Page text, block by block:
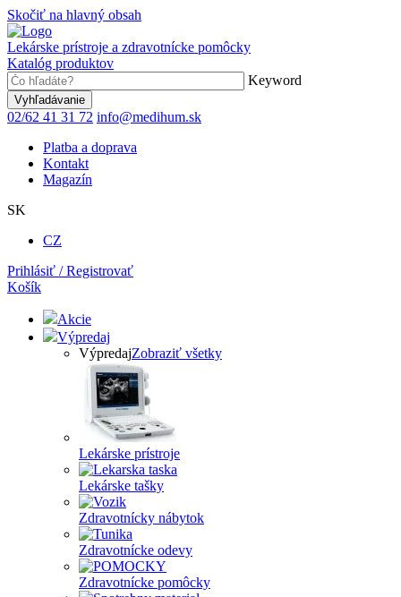
Skočiť na hlavný obsah
Lekárske prístroje a zdravotnícke pomôcky
Katalóg produktov
Keyword
02/62 41 31 72 info@medihum.sk
Platba a doprava
Kontakt
Magazín
SK
CZ
Prihlásiť / Registrovať
Košík
Akcie
Výpredaj
VýpredajZobraziť všetky
Lekárske prístroje
Lekárske tašky
Zdravotnícky nábytok
Zdravotnícke odevy
Zdravotnícke pomôcky